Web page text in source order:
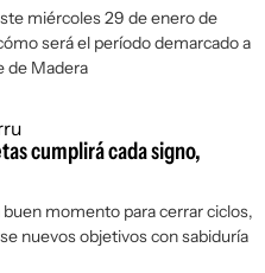
miércoles 29 de enero de
será el período demarcado a
de Madera
cumplirá cada signo,
momento para cerrar ciclos,
nuevos objetivos con sabiduría